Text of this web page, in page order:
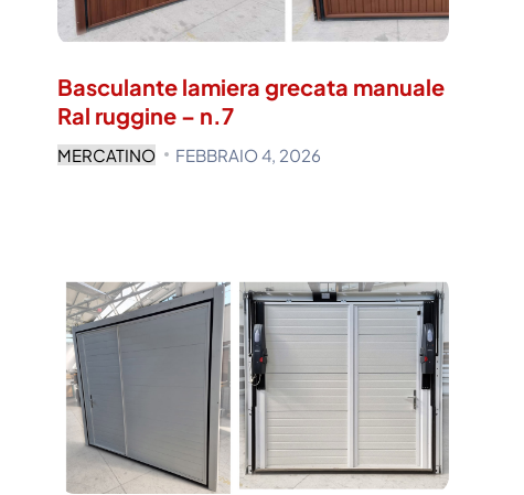
Basculante lamiera grecata manuale
Ral ruggine – n.7
MERCATINO FEBBRAIO 4, 2026